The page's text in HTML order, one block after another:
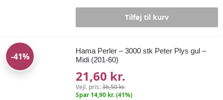
Tilføj til kurv
-41%
Hama Perler – 3000 stk Peter Plys gul –
Midi (201-60)
21,60 kr.
Vejl. pris:36,50 kr.
Spar 14,90 kr. (41%)